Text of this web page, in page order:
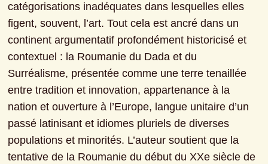
catégorisations inadéquates dans lesquelles elles
figent, souvent, l’art. Tout cela est ancré dans un
continent argumentatif profondément historicisé et
contextuel : la Roumanie du Dada et du
Surréalisme, présentée comme une terre tenaillée
entre tradition et innovation, appartenance à la
nation et ouverture à l’Europe, langue unitaire d’un
passé latinisant et idiomes pluriels de diverses
populations et minorités. L’auteur soutient que la
tentative de la Roumanie du début du XXe siècle de